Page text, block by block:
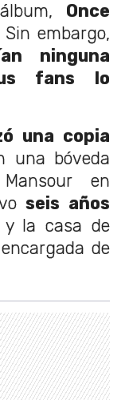
Once
Sin embargo,
ninguna
fans lo
una copia
una bóveda
Mansour en
seis años
y la casa de
de